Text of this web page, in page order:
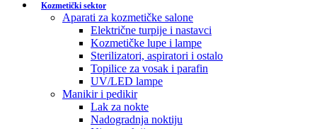
Kozmetički sektor
Aparati za kozmetičke salone
Električne turpije i nastavci
Kozmetičke lupe i lampe
Sterilizatori, aspiratori i ostalo
Topilice za vosak i parafin
UV/LED lampe
Manikir i pedikir
Lak za nokte
Nadogradnja noktiju